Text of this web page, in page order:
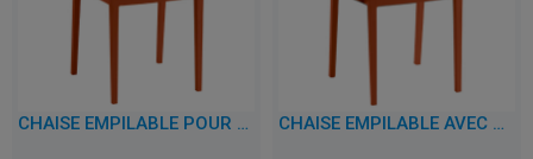
CHAISE EMPILABLE POUR TERRASSE, CAFÉ, RESTAURANT ET HORECA – LORENA – PLASTIQUE CHAISE EMPILABLE AVEC ACCOUDOIRS POUR TERRASSE, CAFÉ, RESTAURANT ET HORECA – LORENA – PLASTIQUE